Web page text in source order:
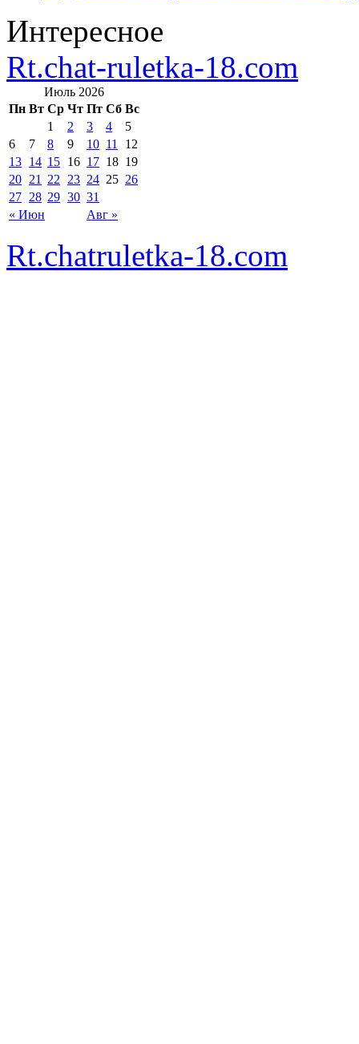
Интересное
Rt.chat-ruletka-18.com
Июль 2026
Пн Вт Ср Чт Пт Сб Вс
« Июн Авг »
1 2 3 4
5
6
7 8 9 10 11
12
13 14 15 16 17 18 19
20 21 22 23 24 25 26
27 28 29 30 31
Rt.chatruletka-18.com